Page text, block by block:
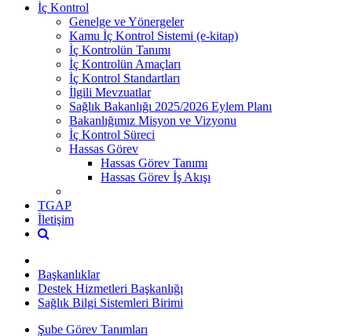
İç Kontrol
Genelge ve Yönergeler
Kamu İç Kontrol Sistemi (e-kitap)
İç Kontrolün Tanımı
İç Kontrolün Amaçları
İç Kontrol Standartları
İlgili Mevzuatlar
Sağlık Bakanlığı 2025/2026 Eylem Planı
Bakanlığımız Misyon ve Vizyonu
İç Kontrol Süreci
Hassas Görev
Hassas Görev Tanımı
Hassas Görev İş Akışı
TGAP
İletişim
Başkanlıklar
Destek Hizmetleri Başkanlığı
Sağlık Bilgi Sistemleri Birimi
Şube Görev Tanımları